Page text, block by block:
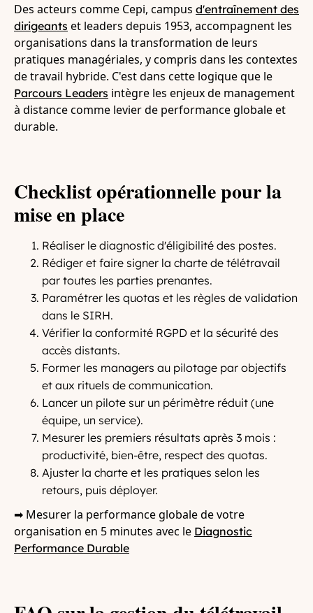
Des acteurs comme Cepi, campus d'entraînement des
dirigeants et leaders depuis 1953, accompagnent les
organisations dans la transformation de leurs
pratiques managériales, y compris dans les contextes
de travail hybride. C'est dans cette logique que le
Parcours Leaders intègre les enjeux de management
à distance comme levier de performance globale et
durable.
Checklist opérationnelle pour la
mise en place
Réaliser le diagnostic d'éligibilité des postes.
Rédiger et faire signer la charte de télétravail
par toutes les parties prenantes.
Paramétrer les quotas et les règles de validation
dans le SIRH.
Vérifier la conformité RGPD et la sécurité des
accès distants.
Former les managers au pilotage par objectifs
et aux rituels de communication.
Lancer un pilote sur un périmètre réduit (une
équipe, un service).
Mesurer les premiers résultats après 3 mois :
productivité, bien-être, respect des quotas.
Ajuster la charte et les pratiques selon les
retours, puis déployer.
➡ Mesurer la performance globale de votre
organisation en 5 minutes avec le Diagnostic
Performance Durable